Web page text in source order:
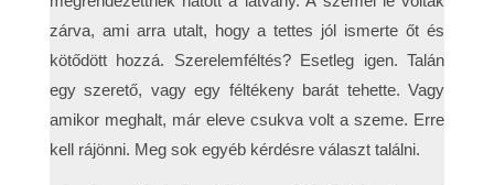
zárva, ami arra utalt, hogy a tettes jól ismerte őt és
kötődött hozzá. Szerelemféltés? Esetleg igen. Talán
egy szerető, vagy egy féltékeny barát tehette. Vagy
amikor meghalt, már eleve csukva volt a szeme. Erre
kell rájönni. Meg sok egyéb kérdésre választ találni.